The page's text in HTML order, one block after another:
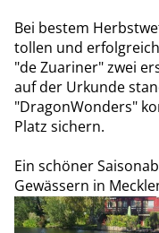
Bei bestem
tollen und
"de Zuariner" zwei
auf der Urkunde
"DragonWonders"
Platz sichern.
Ein schöner
Gewässern in